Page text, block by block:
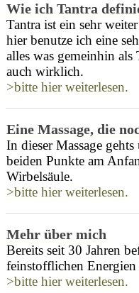
Wie ich Tantra
Tantra ist ein sehr
hier benutze ich eine
alles was gemeinhin als
auch wirklich.
>bitte hier weiterlesen.
Eine Massage, die
In dieser Massage
beiden Punkte am
Wirbelsäule.
>bitte hier weiterlesen.
Mehr über mich
Bereits seit 30 Jahren
feinstofflichen Energien
>bitte hier weiterlesen.